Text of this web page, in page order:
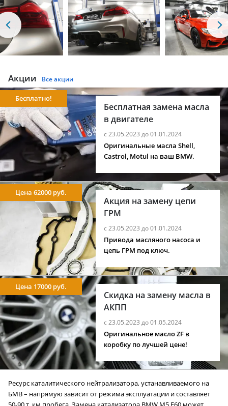
Акции Все акции
Бесплатная замена масла
в двигателе
с 23.05.2023 до 01.01.2024
Бесплатно!
Оригинальные масла Shell,
Castrol, Motul на ваш BMW.
Акция на замену цепи
ГРМ
с 23.05.2023 до 01.01.2024
Цена 62000 руб.
Привода масляного насоса и
цепь ГРМ под ключ.
Скидка на замену масла в
АКПП
с 23.05.2023 до 01.05.2024
Цена 17000 руб.
Оригинальное масло ZF в
коробку по лучшей цене!
Ресурс каталитического нейтрализатора, устанавливаемого на
БМВ – напрямую зависит от режима эксплуатации и составляет